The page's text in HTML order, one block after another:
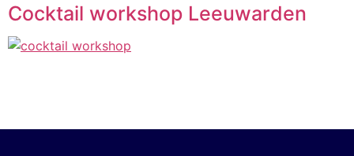
Cocktail workshop Leeuwarden